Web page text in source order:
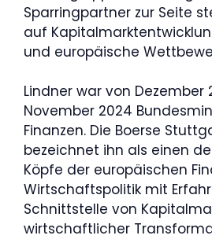
Sparringpartner zur Seite
auf
und europäische
Lindner war von Dezember
November 2024
Finanzen. Die Boerse
bezeichnet ihn als einen
Köpfe der europäischen
Wirtschaftspolitik mit
Schnittstelle von
wirtschaftlicher